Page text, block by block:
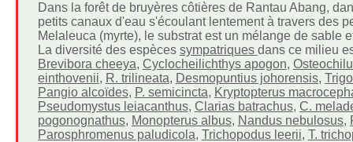
Dans la forêt de bruyères côtières de Rantau Abang,
petits canaux d'eau s'écoulant lentement à travers des
Melaleuca (myrte), le substrat est un mélange de sable
La diversité des espèces sympatriques dans ce milieu
Brevibora cheeya, Cyclocheilichthys apogon,
einthovenii, R. trilineata, Desmopuntius johorensis,
Pangio alcoïdes, P. semicincta, Kryptopterus
Pseudomystus leiacanthus, Clarias batrachus, C.
pogonognathus, Monopterus albus, Nandus nebulosus,
Parosphromenus paludicola, Trichopodus leerii, T.